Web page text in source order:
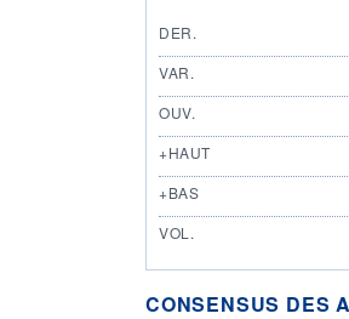
DER.
VAR.
OUV.
+HAUT
+BAS
VOL.
CONSENSUS DES